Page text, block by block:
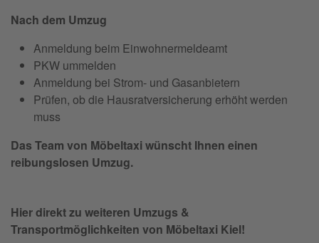
Nach dem Umzug
Anmeldung beim Einwohnermeldeamt
PKW ummelden
Anmeldung bei Strom- und Gasanbietern
Prüfen, ob die Hausratversicherung erhöht werden
muss
Das Team von Möbeltaxi wünscht Ihnen einen
reibungslosen Umzug.
Hier direkt zu weiteren Umzugs &
Transportmöglichkeiten von Möbeltaxi Kiel!